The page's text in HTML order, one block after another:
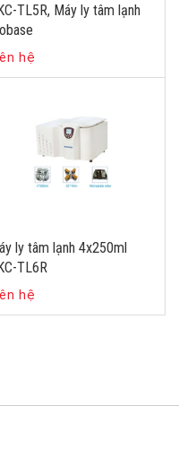
TL5R, Máy ly tâm lạnh
hệ
ly tâm lạnh 4x250ml
TL6R
hệ